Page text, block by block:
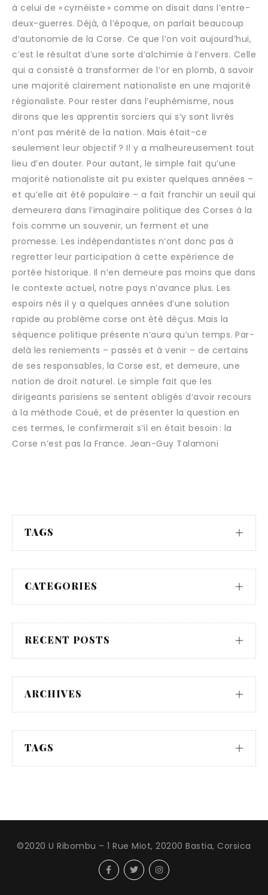
à celui de « cyrnéiste » comme on disait dans l’entre-
deux-guerres. Déjà, à l’époque, on parlait beaucoup
d’autonomie de la Corse. Ce que l’on voit aujourd’hui,
c’est le résultat d’une sorte d’alchimie à l’envers. Celle
qui a consisté à transformer de l’or en plomb, à savoir
une majorité clairement nationaliste en une majorité
régionaliste. Pour rester dans l’euphémisme, nous
dirons que les apprentis sorciers qui s’y sont livrés
n’ont pas mérité de la nation. Mais était-ce
seulement leur objectif ? Il y a malheureusement tout
lieu d’en douter. Pour autant, le simple fait qu’une
majorité nationaliste ait pu exister quelques années –
et qu’elle ait été populaire – a fait franchir un seuil qui
demeurera dans l’imaginaire politique des Corses à la
fois comme un souvenir, un ferment et une
promesse. Les indépendantistes n’ont donc pas à
regretter leur participation à cette expérience de
portée historique. Il n’en demeure pas moins que dans
le contexte actuel, notre pays n’avance plus. Les
espoirs nés il y a quelques années d’une solution
rapide au problème corse ont été déçus. Mais la
séquence politique présente n’aura qu’un temps. Par-
delà les reniements – passés et à venir – de certains
de ses responsables, la Corse est, et demeure, une
nation de droit naturel. Le simple fait que les
dirigeants parisiens se sentent obligés d’avoir recours
à la méthode Coué, et de présenter la question en
ces termes, le confirmerait s’il en était besoin : la
Corse n’est pas la France. Jean-Guy Talamoni
TAGS
CATEGORIES
RECENT POSTS
ARCHIVES
TAGS
©2020 U Ribombu – 1 Rue Miot, 20200 Bastia, Corsica